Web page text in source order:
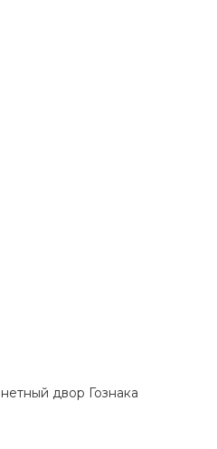
двор Гознака